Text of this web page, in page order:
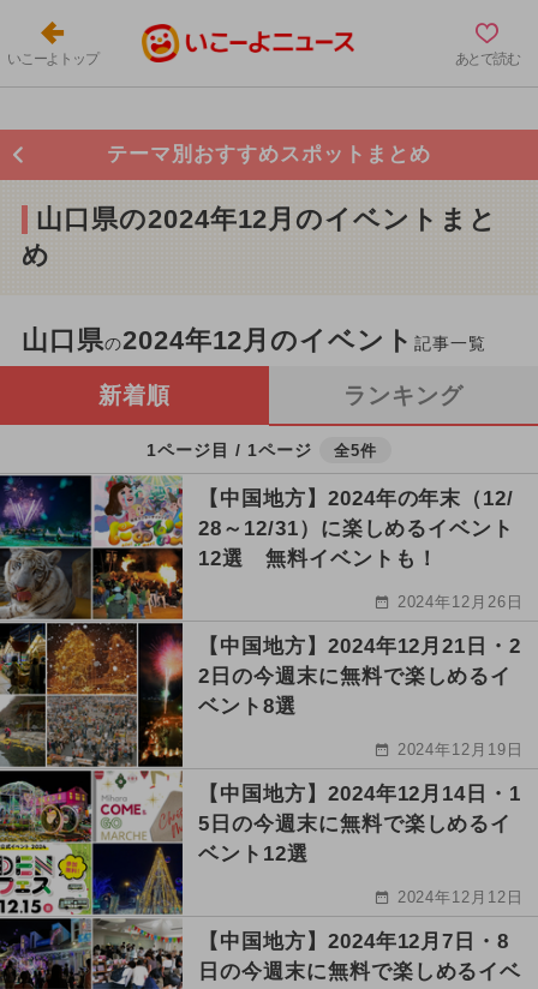
いこーよトップ あとで読む
テーマ別おすすめスポットまとめ
山口県の2024年12月のイベントまと
め
山口県の2024年12月のイベント記事一覧
新着順 ランキング
1ページ目 / 1ページ 全5件
【中国地方】2024年の年末（12/
28～12/31）に楽しめるイベント
12選 無料イベントも！
2024年12月26日
【中国地方】2024年12月21日・2
2日の今週末に無料で楽しめるイ
ベント8選
2024年12月19日
【中国地方】2024年12月14日・1
5日の今週末に無料で楽しめるイ
ベント12選
2024年12月12日
【中国地方】2024年12月7日・8
日の今週末に無料で楽しめるイベ